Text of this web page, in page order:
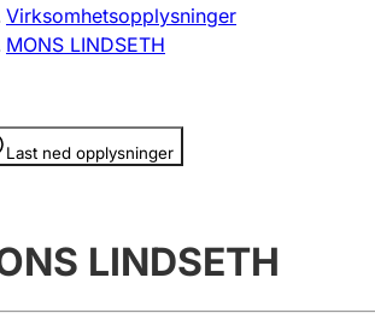
Virksomhetsopplysninger
MONS LINDSETH
Last ned opplysninger
er skjult
LINDSETH